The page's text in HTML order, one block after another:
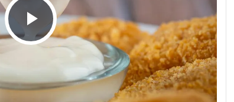
Play Video